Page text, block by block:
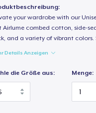
your wardrobe with our
Airlume combed cotton, side-
and a variety of vibrant colors.
Details Anzeigen
die Größe aus: Menge: